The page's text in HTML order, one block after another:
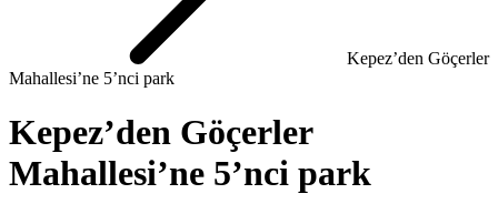
Kepez’den Göçerler
Mahallesi’ne 5’nci park
Kepez’den Göçerler
Mahallesi’ne 5’nci park